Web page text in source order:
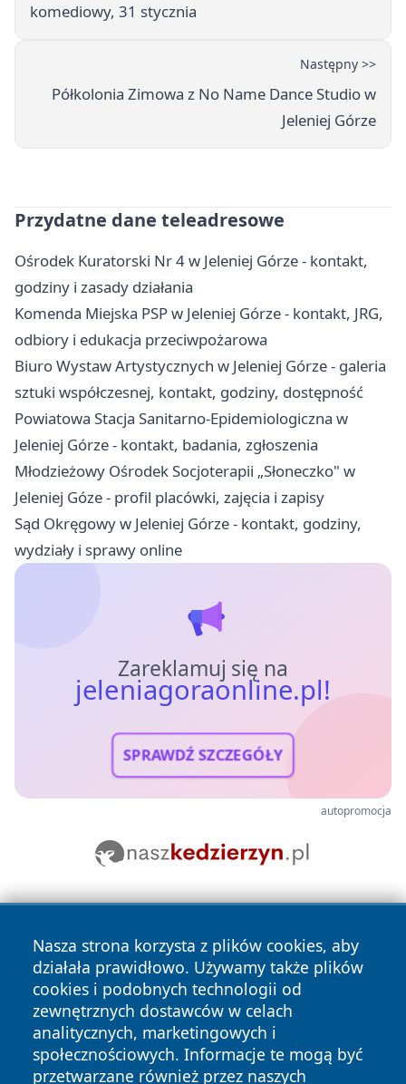
komediowy, 31 stycznia
Następny >>
Półkolonia Zimowa z No Name Dance Studio w
Jeleniej Górze
Przydatne dane teleadresowe
Ośrodek Kuratorski Nr 4 w Jeleniej Górze - kontakt,
godziny i zasady działania
Komenda Miejska PSP w Jeleniej Górze - kontakt, JRG,
odbiory i edukacja przeciwpożarowa
Biuro Wystaw Artystycznych w Jeleniej Górze - galeria
sztuki współczesnej, kontakt, godziny, dostępność
Powiatowa Stacja Sanitarno-Epidemiologiczna w
Jeleniej Górze - kontakt, badania, zgłoszenia
Młodzieżowy Ośrodek Socjoterapii „Słoneczko" w
Jeleniej Góze - profil placówki, zajęcia i zapisy
Sąd Okręgowy w Jeleniej Górze - kontakt, godziny,
wydziały i sprawy online
Zareklamuj się na
jeleniagoraonline.pl!
SPRAWDŹ SZCZEGÓŁY
autopromocja
Nasza strona korzysta z plików cookies, aby
działała prawidłowo. Używamy także plików
cookies i podobnych technologii od
zewnętrznych dostawców w celach
analitycznych, marketingowych i
społecznościowych. Informacje te mogą być
przetwarzane również przez naszych
Copyright © 2026 jeleniagoraonline.pl Wszystkie prawa
zastrzeżone.